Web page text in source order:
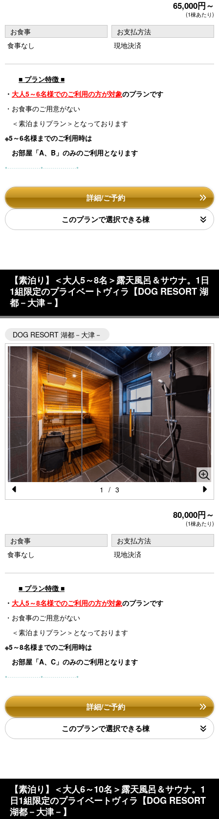
vi
o
u
s
e
xt
65,000円～
(1棟あたり)
お食事
食事なし
お支払方法
現地決済
■ プラン特徴 ■
・ 大人5～6名様でのご利用の方が対象のプランです
・お食事のご用意がない
＜素泊まりプラン＞となっております
※5～6名様までのご利用時は
お部屋「A、B」 のみのご利用となります
•·················•·················•
詳細/ご予約
このプランで選択できる棟
【素泊り】＜大人5～8名＞露天風呂＆サウナ。1日
1組限定のプライベートヴィラ【DOG RESORT 湖
都－大津－】
DOG RESORT 湖都－大津－
Pr
vi
o
u
s
N
e
xt
1 / 3
80,000円～
(1棟あたり)
お食事
食事なし
お支払方法
現地決済
■ プラン特徴 ■
・ 大人5～8名様でのご利用の方が対象のプランです
・お食事のご用意がない
＜素泊まりプラン＞となっております
※5～8名様までのご利用時は
お部屋「A、C」 のみのご利用となります
•·················•·················•
詳細/ご予約
このプランで選択できる棟
【素泊り】＜大人6～10名＞露天風呂＆サウナ。1
日1組限定のプライベートヴィラ【DOG RESORT
湖都－大津－】